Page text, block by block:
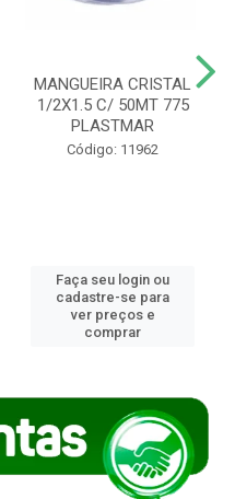
MANGUEIRA CRISTAL
1/2X1.5 C/ 50MT 775
PLASTMAR
Código: 11962
Faça seu login ou
cadastre-se para
ver preços e
comprar